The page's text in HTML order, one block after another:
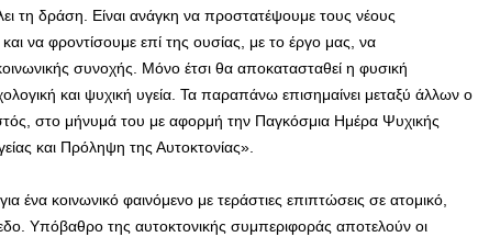
τη δράση. Είναι ανάγκη να προστατέψουμε τους νέους
να φροντίσουμε επί της ουσίας, με το έργο μας, να
συνοχής. Μόνο έτσι θα αποκατασταθεί η φυσική
και ψυχική υγεία. Τα παραπάνω επισημαίνει μεταξύ άλλων ο
στο μήνυμά του με αφορμή την Παγκόσμια Ημέρα Ψυχικής
και Πρόληψη της Αυτοκτονίας».
ένα κοινωνικό φαινόμενο με τεράστιες επιπτώσεις σε ατομικό,
Υπόβαθρο της αυτοκτονικής συμπεριφοράς αποτελούν οι